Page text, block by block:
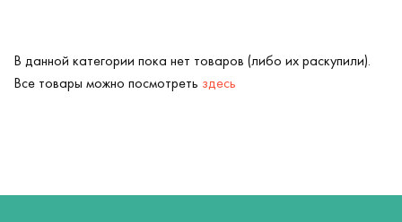
В данной категории пока нет товаров (либо их раскупили).
Все товары можно посмотреть здесь